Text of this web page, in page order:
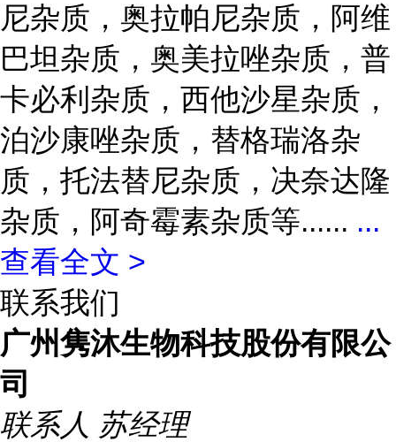
尼杂质，奥拉帕尼杂质，阿维
巴坦杂质，奥美拉唑杂质，普
卡必利杂质，西他沙星杂质，
泊沙康唑杂质，替格瑞洛杂
质，托法替尼杂质，决奈达隆
杂质，阿奇霉素杂质等...... ...
查看全文 >
联系我们
广州隽沐生物科技股份有限公
司
联系人 苏经理